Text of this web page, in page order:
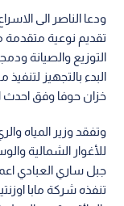
ودعا الناصر الى
تقديم نوعية
التوزيع والصيانة
البدء بالتجهيز
خزان حوفا وفق احدث
وتفقد وزير المياه
للأغوار الشمالية
جبل ساري العبادي